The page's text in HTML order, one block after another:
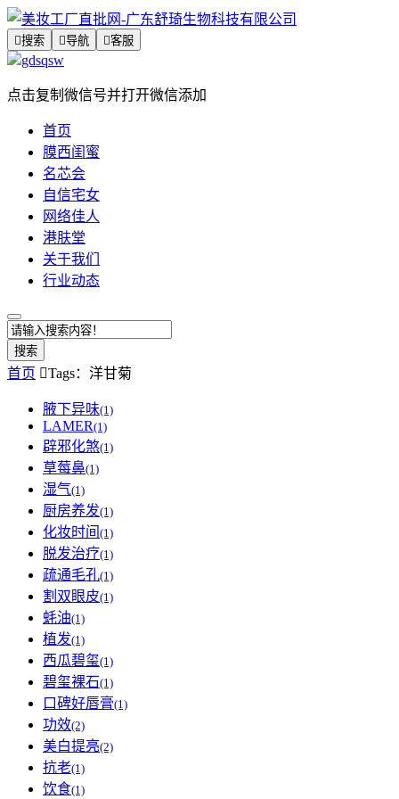
搜索 导航 客服
gdsqsw
点击复制微信号并打开微信添加
首页
膜西闺蜜
名芯会
自信宅女
网络佳人
港肤堂
关于我们
行业动态
搜索
首页 Tags：洋甘菊
腋下异味(1)
LAMER(1)
辟邪化煞(1)
草莓鼻(1)
湿气(1)
厨房养发(1)
化妆时间 (1)
脱发治疗(1)
疏通毛孔(1)
割双眼皮(1)
蚝油(1)
植发(1)
西瓜碧玺(1)
碧玺裸石(1)
口碑好唇膏(1)
功效(2)
美白提亮(2)
抗老(1)
饮食(1)